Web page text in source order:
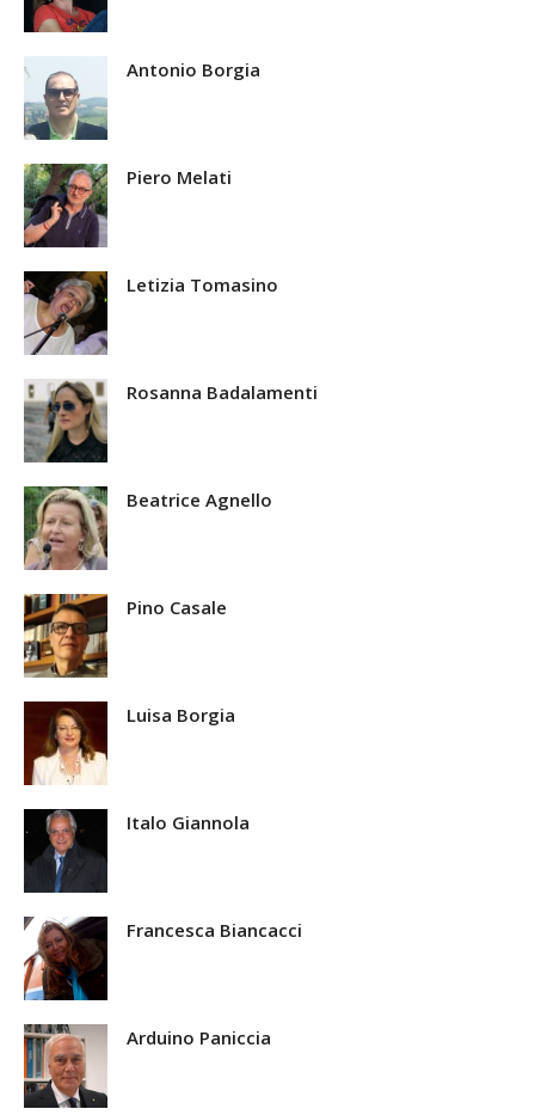
Antonio Borgia
Piero Melati
Letizia Tomasino
Rosanna Badalamenti
Beatrice Agnello
Pino Casale
Luisa Borgia
Italo Giannola
Francesca Biancacci
Arduino Paniccia